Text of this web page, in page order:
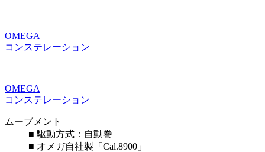
OMEGA
コンステレーション
OMEGA
コンステレーション
ムーブメント
■ 駆動方式：自動巻
■ オメガ自社製「Cal.8900」